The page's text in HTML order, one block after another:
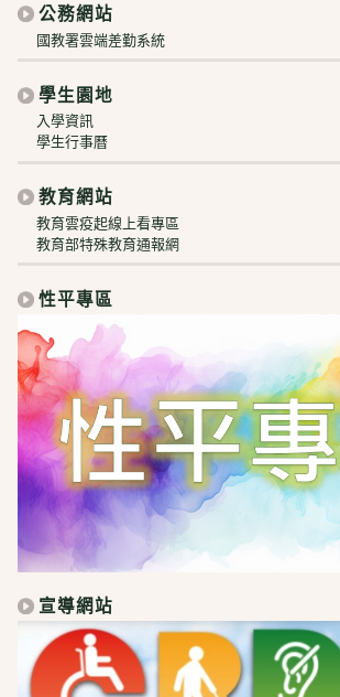
公務網站
國教署雲端差勤系統
學生園地
入學資訊
學生行事曆
教育網站
教育雲疫起線上看專區
教育部特殊教育通報網
性平專區
宣導網站